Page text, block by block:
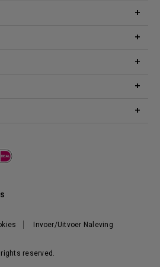
reserved.
Invoer/Uitvoer Naleving